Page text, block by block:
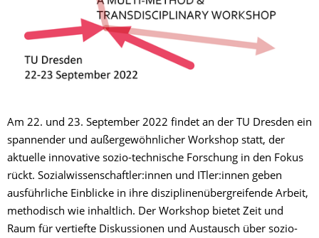
Am 22. und 23. September 2022 findet an der TU Dresden ein
spannender und außergewöhnlicher Workshop statt, der
aktuelle innovative sozio-technische Forschung in den Fokus
rückt. Sozialwissenschaftler:innen und ITler:innen geben
ausführliche Einblicke in ihre disziplinenübergreifende Arbeit,
methodisch wie inhaltlich. Der Workshop bietet Zeit und
Raum für vertiefte Diskussionen und Austausch über sozio-